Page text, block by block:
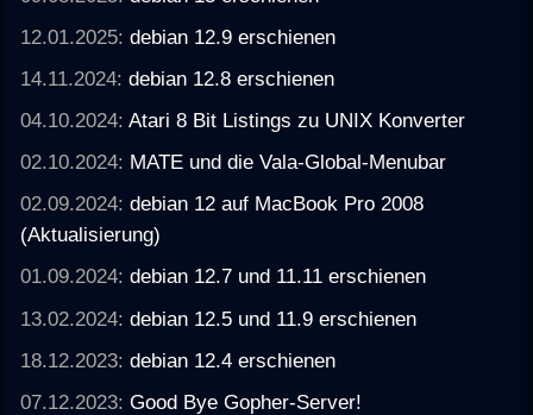
12.01.2025:debian 12.9 erschienen
14.11.2024:debian 12.8 erschienen
04.10.2024:Atari 8 Bit Listings zu UNIX Konverter
02.10.2024: MATE und die Vala-Global-Menubar
02.09.2024:debian 12 auf MacBook Pro 2008
(Aktualisierung)
01.09.2024:debian 12.7 und 11.11 erschienen
13.02.2024:debian 12.5 und 11.9 erschienen
18.12.2023:debian 12.4 erschienen
07.12.2023:Good Bye Gopher-Server!